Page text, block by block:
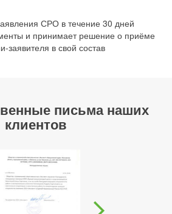
СРО в течение 30 дней
и принимает решение о приёме
заявителя в свой состав
письма наших
клиентов